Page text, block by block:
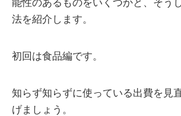
能性のあるものをいくつかと、そう
法を紹介します。
初回は食品編です。
知らず知らずに使っている出費を見
げましょう。